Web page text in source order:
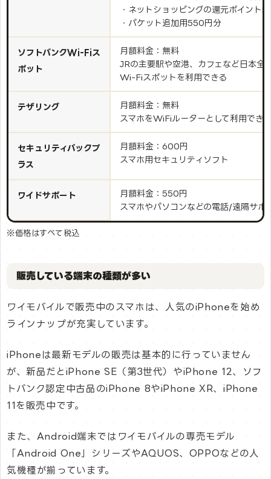
・ネットショッピングの還元ポイント増
・パケット追加用550円分
ソフトバンクWi-Fiス
ポット
月額料金：無料
JRの主要駅や空港、カフェなど日本全
Wi-Fiスポットを利用できる
テザリング
月額料金：無料
スマホをWiFiルーターとして利用できる
セキュリティパックプ
ラス
月額料金：600円
スマホ用セキュリティソフト
ワイドサポート
月額料金：550円
スマホやパソコンなどの電話/遠隔サポ
※価格はすべて税込
販売している端末の種類が多い
ワイモバイルで販売中のスマホは、人気のiPhoneを始め
ラインナップが充実しています。
iPhoneは最新モデルの販売は基本的に行っていません
が、新品だとiPhone SE（第3世代）やiPhone 12、ソフ
トバンク認定中古品のiPhone 8やiPhone XR、iPhone
11を販売中です。
また、Android端末ではワイモバイルの専売モデル
「Android One」シリーズやAQUOS、OPPOなどの人
気機種が揃っています。